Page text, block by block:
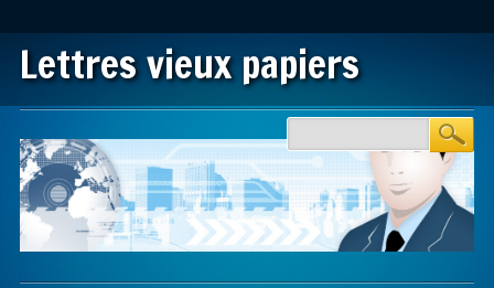
Lettres vieux papiers
Main menu